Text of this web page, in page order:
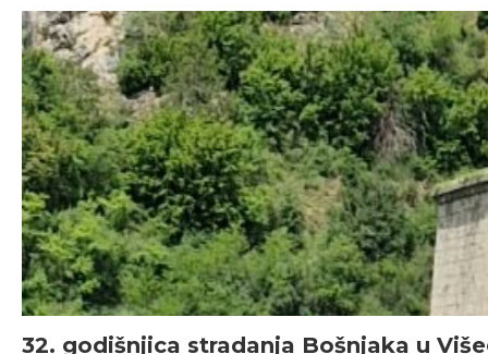
32. godišnjica stradanja Bošnjaka u